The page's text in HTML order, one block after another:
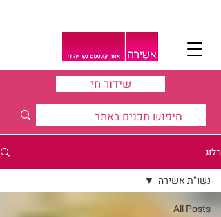
שידור חי
בלוג
All Posts
נשו"ת אשירה